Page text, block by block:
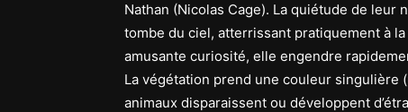
Nathan (Nicolas Cage). La quiétude de
tombe du ciel, atterrissant pratiquement à
amusante curiosité, elle engendre
La végétation prend une couleur singulière
animaux disparaissent ou développent